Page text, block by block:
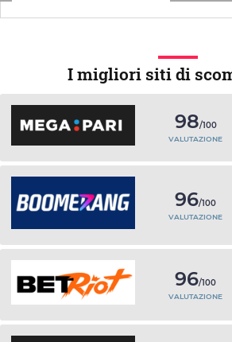
I migliori siti di
98/100
VALUTAZIONE
96/100
VALUTAZIONE
96/100
VALUTAZIONE